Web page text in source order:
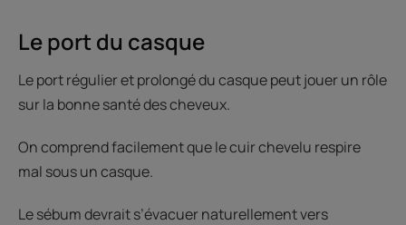
Le port du casque
Le port régulier et prolongé du casque peut jouer un rôle
sur la bonne santé des cheveux.
On comprend facilement que le cuir chevelu respire
mal sous un casque.
Le sébum devrait s’évacuer naturellement vers